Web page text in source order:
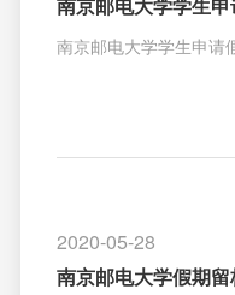
南京邮电大学学生申请
2020-05-28
南京邮电大学假期